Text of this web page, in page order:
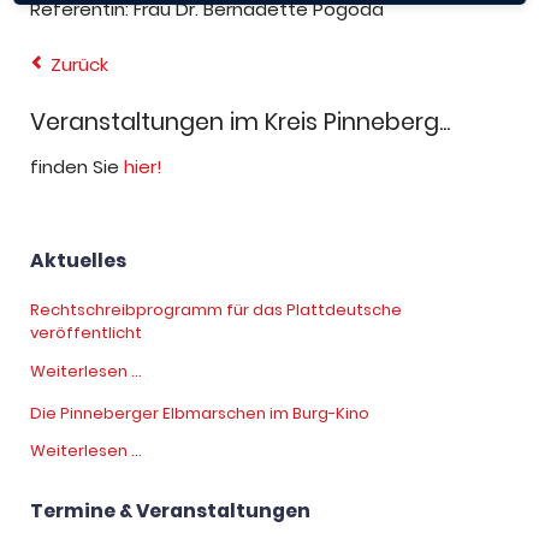
Referentin:Frau Dr. Bernadette Pogoda
Zurück
Veranstaltungen im Kreis Pinneberg...
finden Sie hier!
Aktuelles
Rechtschreibprogramm für das Plattdeutsche
veröffentlicht
Weiterlesen …
das
Die Pinneberger Elbmarschen im Burg-Kino
Weiterlesen …
im
Termine & Veranstaltungen